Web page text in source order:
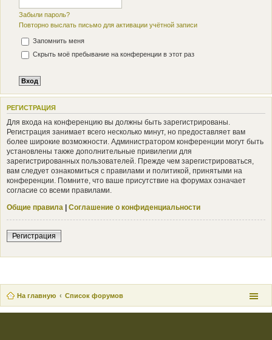
Забыли пароль?
Повторно выслать письмо для активации учётной записи
Запомнить меня
Скрыть моё пребывание на конференции в этот раз
РЕГИСТРАЦИЯ
Для входа на конференцию вы должны быть зарегистрированы.
Регистрация занимает всего несколько минут, но предоставляет вам
более широкие возможности. Администратором конференции могут быть
установлены также дополнительные привилегии для
зарегистрированных пользователей. Прежде чем зарегистрироваться,
вам следует ознакомиться с правилами и политикой, принятыми на
конференции. Помните, что ваше присутствие на форумах означает
согласие со всеми правилами.
Общие правила | Соглашение о конфиденциальности
Регистрация
На главную Список форумов